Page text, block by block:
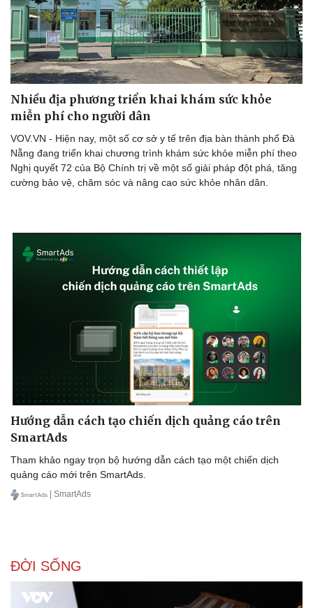
Cây thuốc
Phòng mạch online
Ăn sạch sống khỏe
Tình yêu - Gia đình
Nhiều địa phương triển khai khám sức khỏe
miễn phí cho người dân
VOV.VN - Hiện nay, một số cơ sở y tế trên địa bàn thành phố Đà
Nẵng đang triển khai chương trình khám sức khỏe miễn phí theo
Nghị quyết 72 của Bộ Chính trị về một số giải pháp đột phá, tăng
cường bảo vệ, chăm sóc và nâng cao sức khỏe nhân dân.
Hướng dẫn cách tạo chiến dịch quảng cáo trên
SmartAds
Tham khảo ngay trọn bộ hướng dẫn cách tạo một chiến dịch
quảng cáo mới trên SmartAds.
| SmartAds
ĐỜI SỐNG